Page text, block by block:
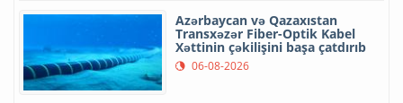
Azərbaycan və Qazaxıstan
Transxəzər Fiber-Optik Kabel
Xəttinin çəkilişini başa çatdırıb
06-08-2026